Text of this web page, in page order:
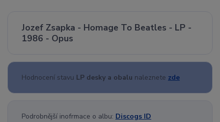
Jozef Zsapka - Homage To Beatles - LP -
1986 - Opus
Hodnocení stavu LP desky a obalu naleznete zde
Podrobnější inofrmace o albu: Discogs ID